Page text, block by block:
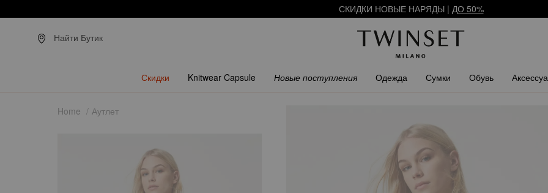
СКИДКИ НОВЫЕ НАРЯДЫ | ДО 50%
СКИДКИ НОВЫЕ НАРЯДЫ |
Найти Бутик
Скидки Knitwear Capsule Новые поступления Одежда Сумки Обувь
Home Аутлет